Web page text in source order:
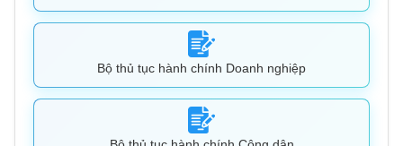
Bộ thủ tục hành chính Doanh nghiệp